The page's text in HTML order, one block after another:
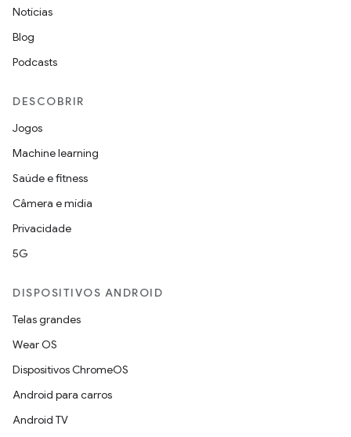
Notícias
Blog
Podcasts
DESCOBRIR
Jogos
Machine learning
Saúde e fitness
Câmera e mídia
Privacidade
5G
DISPOSITIVOS ANDROID
Telas grandes
Wear OS
Dispositivos ChromeOS
Android para carros
Android TV